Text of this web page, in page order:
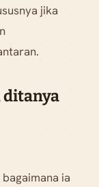
jika
ditanya
ia